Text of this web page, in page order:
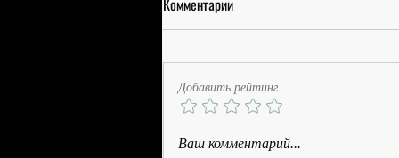
Американская мадам из Москвы |
Комментарии
Добавить рейтинг
Ваш комментарий...